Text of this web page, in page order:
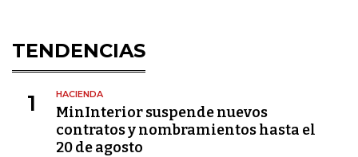
TENDENCIAS
1 HACIENDA
MinInterior suspende nuevos
contratos y nombramientos hasta el
20 de agosto